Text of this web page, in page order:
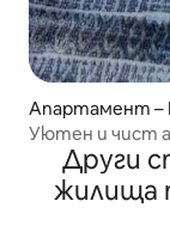
Апартамент –
Уютен и чист
BSD City
Други
жилища